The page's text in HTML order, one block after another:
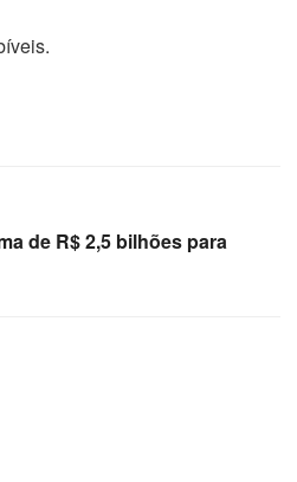
de R$ 2,5 bilhões para